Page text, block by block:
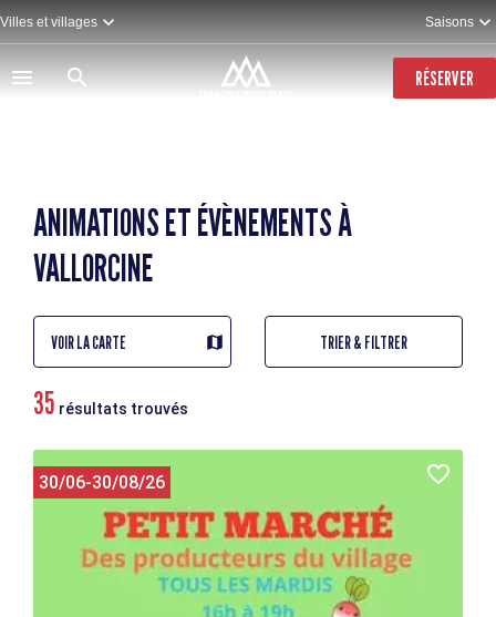
Aller
au
contenu
principal
Villes et villages Saisons
RÉSERVER
ANIMATIONS ET ÉVÈNEMENTS À
VALLORCINE
VOIR LA CARTE TRIER & FILTRER
35 résultats trouvés
30/06-30/08/26